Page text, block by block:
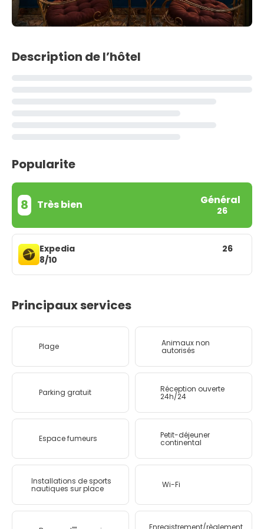
Description de l’hôtel
Popularite
8 Très bien Général
26
Expedia
8/10
26
Principaux services
Plage Animaux non
autorisés
Parking gratuit Réception ouverte
24h/24
Espace fumeurs Petit-déjeuner
continental
Installations de sports
nautiques sur place Wi-Fi
Enregistrement/règlement